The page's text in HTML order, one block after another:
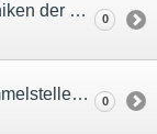
[dev1212] Neue Ziele in den Chroniken der Ehre 0
[dev1211] Ranganhebung der Sammelstellen im Mog-Garten 0